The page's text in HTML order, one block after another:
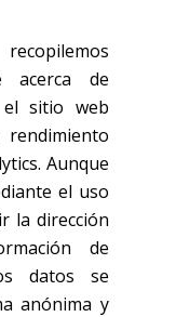
acerca de
sitio web
Aunque
el uso
la dirección
de
datos se
anónima y